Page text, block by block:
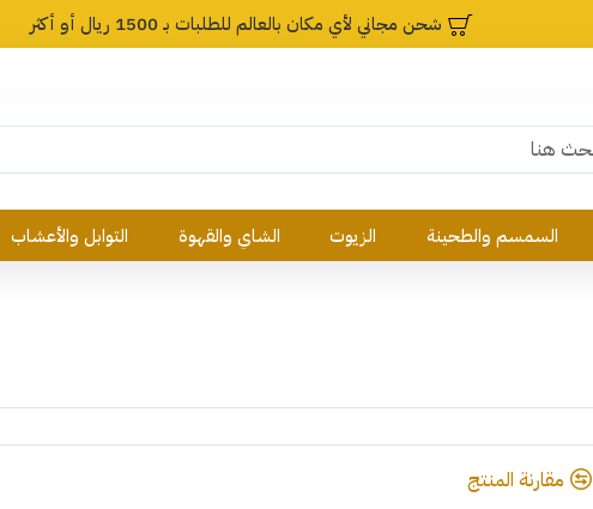
شحن مجاني لأي مكان بالعالم للطلبات بـ 1500 ريال أو أكثر
السمسم والطحينة الزيوت الشاي والقهوة التوابل والأعشاب
مقارنة المنتج